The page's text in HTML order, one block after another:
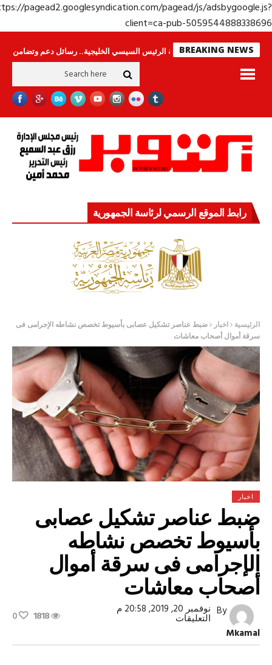
https://pagead2.googlesyndication.com/pagead/js/
client=ca-pub-
BREAKING NEWS
ينامون جولة الرئيس السيسي الخليجية.. رسائل دعم وتضامن للأشقاء
رابط الموقع الرسمي لرئاسة الجمهورية
الرئيسية اخبار ضبط عناصر تشكيل عصابى بأسيوط تخصص نشاطه الإجرامى فى
سرقة أموال أصحاب معاشات
اخبار
ضبط عناصر تشكيل عصابى
بأسيوط تخصص نشاطه
الإجرامى فى سرقة أموال
أصحاب معاشات
By
Mkamal
نوفمبر 20, 2019, 20:58 م
التعليقاتعلى
تشكيل
1818
0